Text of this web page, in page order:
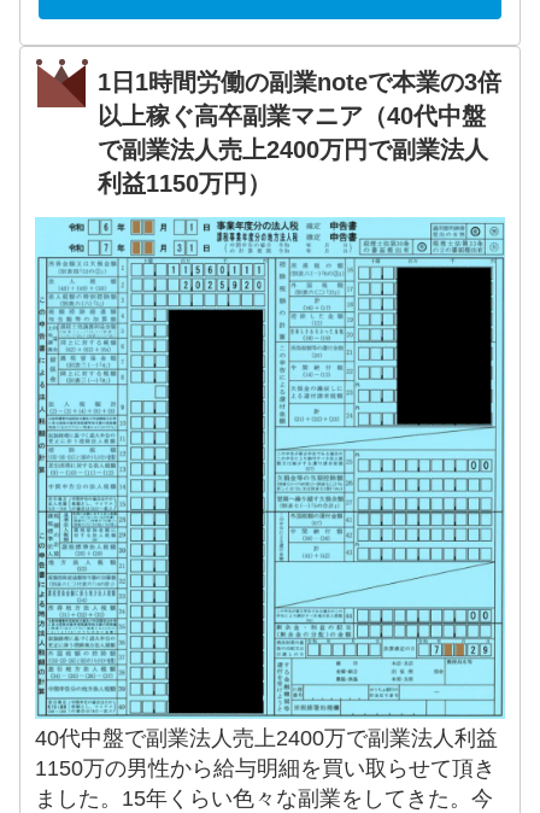
1日1時間労働の副業noteで本業の3倍
以上稼ぐ高卒副業マニア（40代中盤
で副業法人売上2400万円で副業法人
利益1150万円）
40代中盤で副業法人売上2400万で副業法人利益
1150万の男性から給与明細を買い取らせて頂き
ました。15年くらい色々な副業をしてきた。今